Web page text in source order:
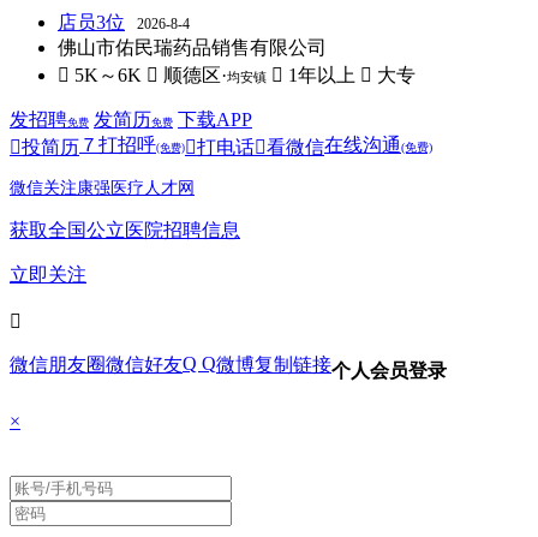
店员3位 2026-8-4
佛山市佑民瑞药品销售有限公司
 5K～6K  顺德区·均安镇  1年以上  大专
发招聘免费 发简历免费 下载APP
投简历 ７ 打招呼(免费) 打电话看微信在线沟通(免费)
微信关注康强医疗人才网
获取全国公立医院招聘信息
立即关注

微信朋友圈微信好友Q Q微博复制链接个人会员登录
×